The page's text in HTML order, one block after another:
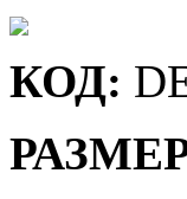
КОД: